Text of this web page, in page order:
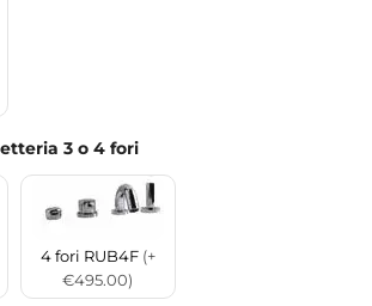
3 o 4 fori
4 fori RUB4F (+
€495.00)